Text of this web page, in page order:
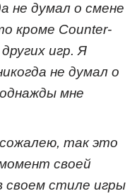
не думал о смене
кроме Counter-
игр. Я
не думал о
мне
так это
своей
своем стиле игры